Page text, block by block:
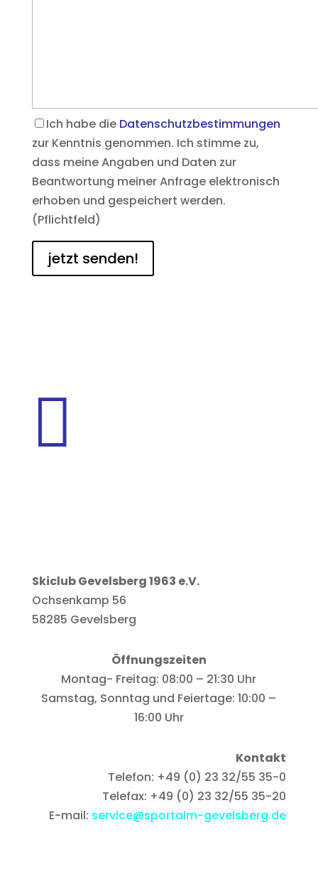
Ich habe die Datenschutzbestimmungen
zur Kenntnis genommen. Ich stimme zu,
dass meine Angaben und Daten zur
Beantwortung meiner Anfrage elektronisch
erhoben und gespeichert werden.
(Pflichtfeld)
jetzt senden!

Skiclub Gevelsberg 1963 e.V.
Ochsenkamp 56
58285 Gevelsberg
Öffnungszeiten
Montag- Freitag: 08:00 – 21:30 Uhr
Samstag, Sonntag und Feiertage: 10:00 –
16:00 Uhr
Kontakt
Telefon: +49 (0) 23 32/55 35-0
Telefax: +49 (0) 23 32/55 35-20
E-mail: service@sportalm-gevelsberg.de